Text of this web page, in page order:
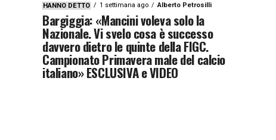
HANNO DETTO 1 settimana ago Alberto Petrosilli
Bargiggia: «Mancini voleva solo la
Nazionale. Vi svelo cosa è successo
davvero dietro le quinte della FIGC.
Campionato Primavera male del calcio
italiano» ESCLUSIVA e VIDEO